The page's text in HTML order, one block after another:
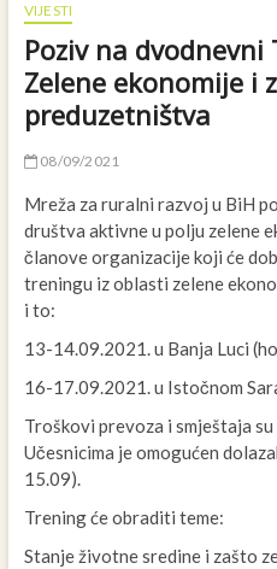
VIJESTI
Poziv na
Zelene ekonomije i
preduzetništva
08/09/2021
Mreža za ruralni razvoj u BiH
društva aktivne u polju zelene
članove organizacije koji će
treningu iz oblasti zelene
i to:
13-14.09.2021. u Banja Luci
16-17.09.2021. u Istočnom
Troškovi prevoza i smještaja
Učesnicima je omogućen
15.09).
Trening će obraditi teme:
Stanje životne sredine i zašto